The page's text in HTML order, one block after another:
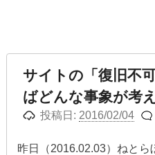
サイトの「復旧不
ばどんな事象が考
投稿日: 2016/02/04
昨日（2016.02.03）ねとら